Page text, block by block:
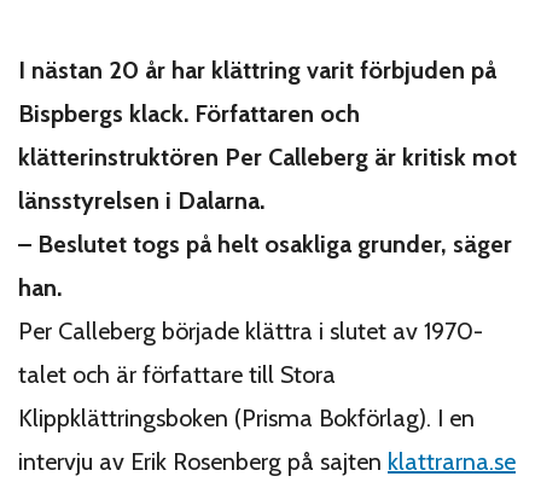
I nästan 20 år har klättring varit förbjuden på
Bispbergs klack. Författaren och
klätterinstruktören Per Calleberg är kritisk mot
länsstyrelsen i Dalarna.
– Beslutet togs på helt osakliga grunder, säger
han.
Per Calleberg började klättra i slutet av 1970-
talet och är författare till Stora
Klippklättringsboken (Prisma Bokförlag). I en
intervju av Erik Rosenberg på sajten klattrarna.se